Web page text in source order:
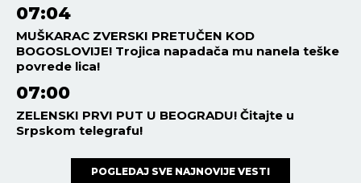
07:04
MUŠKARAC ZVERSKI PRETUČEN KOD
BOGOSLOVIJE! Trojica napadača mu nanela teške
povrede lica!
07:00
ZELENSKI PRVI PUT U BEOGRADU! Čitajte u
Srpskom telegrafu!
POGLEDAJ SVE NAJNOVIJE VESTI